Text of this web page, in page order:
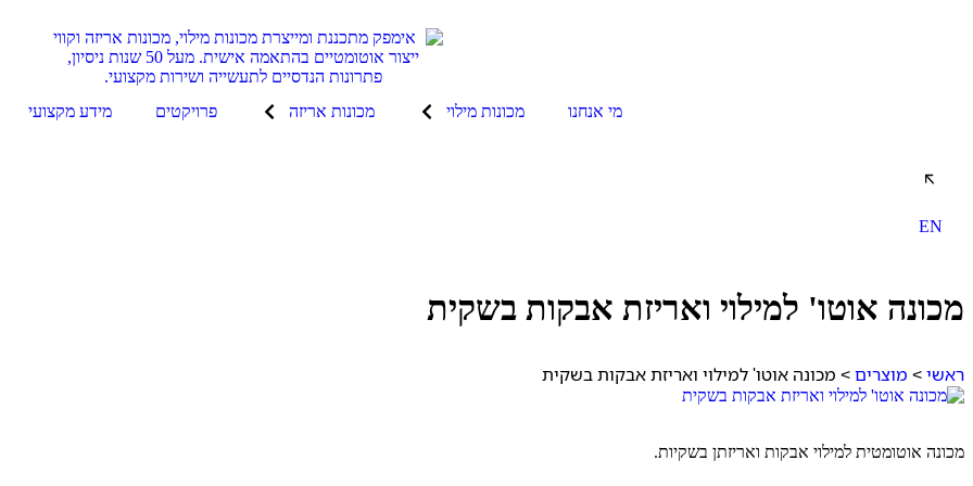
מי אנחנו מכונות מילוי מכונות אריזה פרויקטים מידע מקצועי
EN
מכונה אוטו' למילוי ואריזת אבקות בשקית
ראשי> מוצרים> מכונה אוטו' למילוי ואריזת אבקות בשקית
מכונה אוטומטית למילוי אבקות ואריזתן בשקיות.